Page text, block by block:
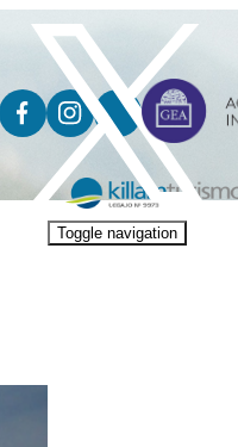
Toggle navigation